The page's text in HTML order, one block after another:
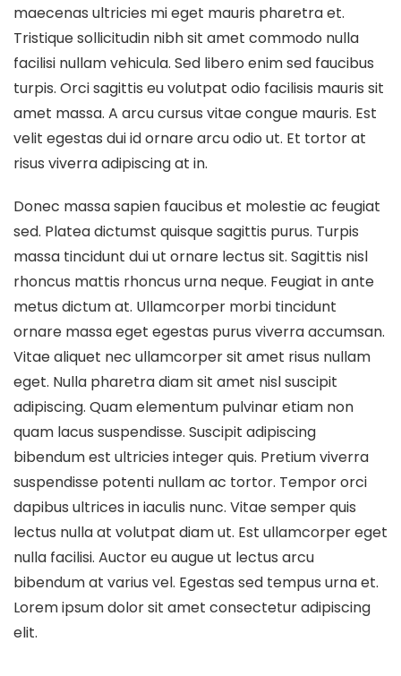
maecenas ultricies mi eget mauris pharetra et.
Tristique sollicitudin nibh sit amet commodo nulla
facilisi nullam vehicula. Sed libero enim sed faucibus
turpis. Orci sagittis eu volutpat odio facilisis mauris sit
amet massa. A arcu cursus vitae congue mauris. Est
velit egestas dui id ornare arcu odio ut. Et tortor at
risus viverra adipiscing at in.
Donec massa sapien faucibus et molestie ac feugiat
sed. Platea dictumst quisque sagittis purus. Turpis
massa tincidunt dui ut ornare lectus sit. Sagittis nisl
rhoncus mattis rhoncus urna neque. Feugiat in ante
metus dictum at. Ullamcorper morbi tincidunt
ornare massa eget egestas purus viverra accumsan.
Vitae aliquet nec ullamcorper sit amet risus nullam
eget. Nulla pharetra diam sit amet nisl suscipit
adipiscing. Quam elementum pulvinar etiam non
quam lacus suspendisse. Suscipit adipiscing
bibendum est ultricies integer quis. Pretium viverra
suspendisse potenti nullam ac tortor. Tempor orci
dapibus ultrices in iaculis nunc. Vitae semper quis
lectus nulla at volutpat diam ut. Est ullamcorper eget
nulla facilisi. Auctor eu augue ut lectus arcu
bibendum at varius vel. Egestas sed tempus urna et.
Lorem ipsum dolor sit amet consectetur adipiscing
elit.